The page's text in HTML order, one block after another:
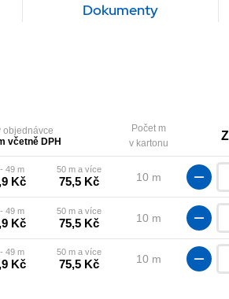
Dokumenty
objednávce
včetně DPH
Počet m
v kartonu
49 m
Kč
50 m a více
75,5 Kč 10 m
49 m
Kč
50 m a více
75,5 Kč 10 m
49 m
Kč
50 m a více
75,5 Kč 10 m